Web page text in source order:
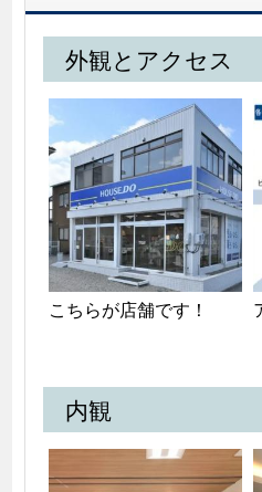
外観とアクセス
こちらが店舗です！
内観